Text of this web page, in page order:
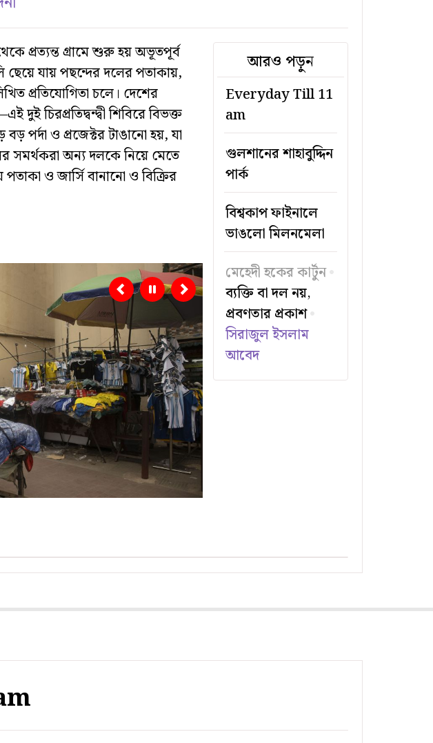
প্রত্যন্ত গ্রামে শুরু হয় অভূতপূর্ব
ছেয়ে যায় পছন্দের দলের পতাকায়,
প্রতিযোগিতা চলে। দেশের
দুই চিরপ্রতিদ্বন্দ্বী শিবিরে বিভক্ত
পর্দা ও প্রজেক্টর টাঙানো হয়, যা
অন্য দলকে নিয়ে মেতে
ও জার্সি বানানো ও বিক্রির
Previous Next
আরও পড়ুন
Everyday Till 11
am
গুলশানের শাহাবুদ্দিন
পার্ক
বিশ্বকাপ ফাইনালে
ভাঙলো মিলনমেলা
মেহেদী হকের কার্টুন
ব্যক্তি বা দল নয়,
প্রবণতার প্রকাশ
সিরাজুল ইসলাম
আবেদ